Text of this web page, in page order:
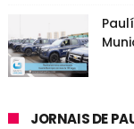
JORNAIS DE